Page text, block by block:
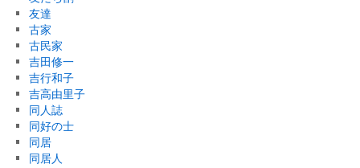
友達
古家
古民家
吉田修一
吉行和子
吉高由里子
同人誌
同好の士
同居
同居人